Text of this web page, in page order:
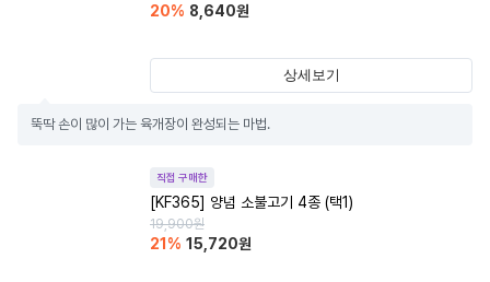
20% 8,640원
상세보기
뚝딱 손이 많이 가는 육개장이 완성되는 마법.
직접 구매한
[KF365] 양념 소불고기 4종 (택1)
19,900원
21 % 15,720원